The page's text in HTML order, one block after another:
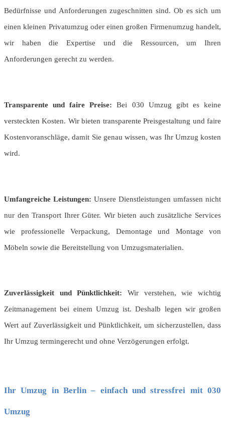
Bedürfnisse und Anforderungen zugeschnitten sind. Ob es sich um
einen kleinen Privatumzug oder einen großen Firmenumzug handelt,
wir haben die Expertise und die Ressourcen, um Ihren
Anforderungen gerecht zu werden.
Transparente und faire Preise: Bei 030 Umzug gibt es keine
versteckten Kosten. Wir bieten transparente Preisgestaltung und faire
Kostenvoranschläge, damit Sie genau wissen, was Ihr Umzug kosten
wird.
Umfangreiche Leistungen: Unsere Dienstleistungen umfassen nicht
nur den Transport Ihrer Güter. Wir bieten auch zusätzliche Services
wie professionelle Verpackung, Demontage und Montage von
Möbeln sowie die Bereitstellung von Umzugsmaterialien.
Zuverlässigkeit und Pünktlichkeit: Wir verstehen, wie wichtig
Zeitmanagement bei einem Umzug ist. Deshalb legen wir großen
Wert auf Zuverlässigkeit und Pünktlichkeit, um sicherzustellen, dass
Ihr Umzug termingerecht und ohne Verzögerungen erfolgt.
Ihr Umzug in Berlin – einfach und stressfrei mit 030
Umzug